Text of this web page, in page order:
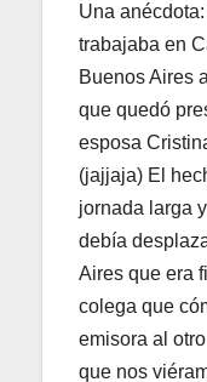
Una
trabajaba en
Buenos Aires
que quedó
esposa
(jajjaja) El
jornada larga
debía
Aires que era
colega que
emisora al
que nos